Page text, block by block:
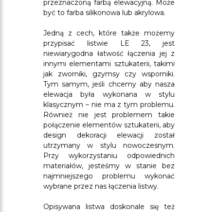
przeznaczoną farbą elewacyjną. Może
być to farba silikonowa lub akrylowa.
Jedną z cech, które także możemy
przypisać listwie LE 23, jest
niewiarygodna łatwość łączenia jej z
innymi elementami sztukaterii, takimi
jak zworniki, gzymsy czy wsporniki.
Tym samym, jeśli chcemy aby nasza
elewacja była wykonana w stylu
klasycznym – nie ma z tym problemu.
Również nie jest problemem takie
połączenie elementów sztukaterii, aby
design dekoracji elewacji został
utrzymany w stylu nowoczesnym.
Przy wykorzystaniu odpowiednich
materiałów, jesteśmy w stanie bez
najmniejszego problemu wykonać
wybrane przez nas łączenia listwy.
Opisywana listwa doskonale się też